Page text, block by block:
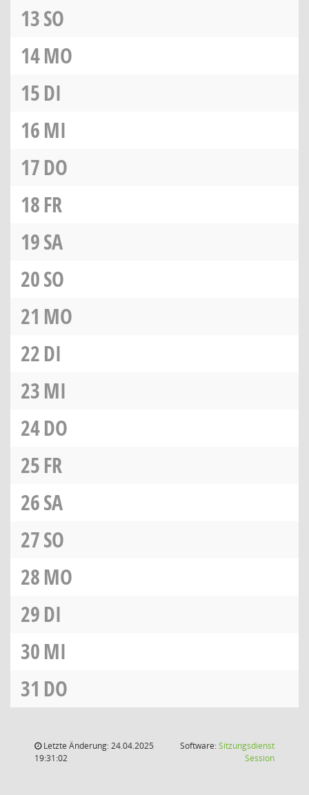
13SO
14MO
15DI
16MI
17DO
18FR
19SA
20SO
21 MO
22DI
23MI
24DO
25FR
26SA
27SO
28MO
29DI
30MI
31 DO
Letzte Änderung: 24.04.2025
19:31:02
Software:Sitzungsdienst
Session(Wird in